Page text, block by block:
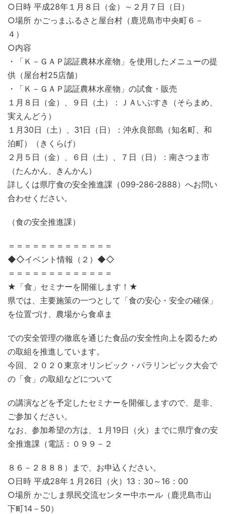
○日時 平成28年１月８日（金）～２月７日（日）
○場所 かごっまふるさと屋台村（鹿児島市中央町６－
４）
○内容
・「Ｋ－ＧＡＰ認証農林水産物」を使用したメニューの提
供（屋台村25店舗）
・「Ｋ－ＧＡＰ認証農林水産物」の試食・販売
１月８日（金）、９日（土）：ＪＡいぶすき（そらまめ、
実えんどう）
１月30日（土）、31日（日）：沖永良部島（知名町、和
泊町）（きくらげ）
２月５日（金）、６日（土）、７日（日）：南さつま市
（たんかん、きんかん）
詳しくは県庁食の安全推進課（099-286-2888）へお問い
合わせください。
（食の安全推進課）
＝＝＝＝＝＝＝＝＝＝＝＝＝
◆◇イベント情報（２）◆◇
＝＝＝＝＝＝＝＝＝＝＝＝＝
★「食」セミナーを開催します！★
県では、主要施策の一つとして「食の安心・安全の確保」
を位置づけ、農場から食卓ま
での安全管理の徹底を通じた食品の安全性向上を図るため
の取組を推進しています。
今回、２０２０東京オリンピック・パラリンピック大会で
の「食」の取組などについて
の講演などを予定したセミナーを開催しますので、是非、
ご参加ください。
なお、参加希望の方は、１月19日（火）までに県庁食の安
全推進課（電話：０９９－２
８６－２８８８）まで、お申込ください。
○日時 平成28年１月26日（火）13：30～16：00
○場所 かごしま県民交流センター中ホール（鹿児島市山
下町14－50）